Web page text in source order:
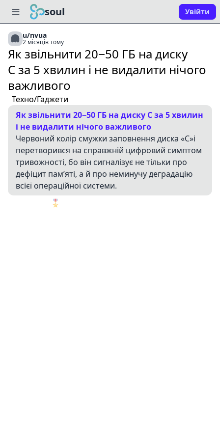
soul Увійти
u/nvua
2 місяців тому
Як звільнити 20−50 ГБ на диску
C за 5 хвилин і не видалити нічого
важливого
Техно/Гаджети
Як звільнити 20−50 ГБ на диску C за 5 хвилин
і не видалити нічого важливого
Червоний колір смужки заповнення диска «C»і
перетворився на справжній цифровий симптом
тривожності, бо він сигналізує не тільки про
дефіцит пам’яті, а й про неминучу деградацію
всієї операційної системи.
🎖️